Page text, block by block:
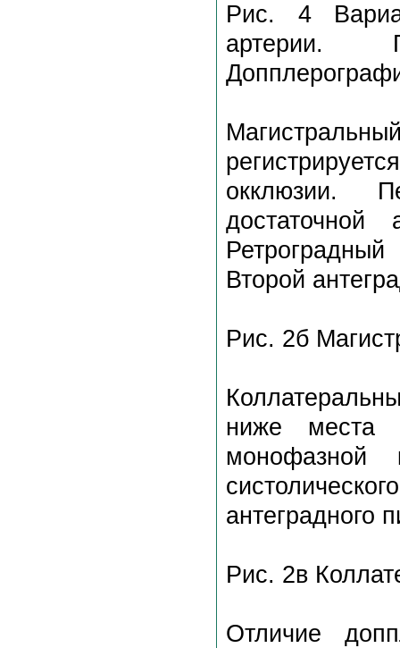
Рис. 4
артерии.
окклюзии.
Второй
Рис. 2б
ниже места
монофазной
антеградного
Рис. 2в
Отличие